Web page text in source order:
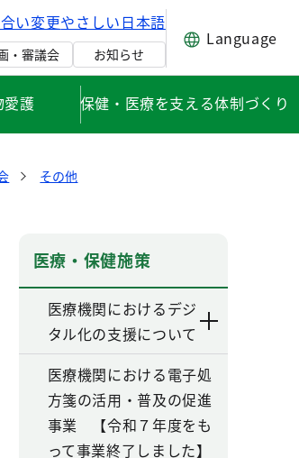
い変更やさしい日本語
・審議会 お知らせ
Language
愛護 保健・医療を支える体制づくり
その他
部会 改定部会（第六次改定）
医療・保健施策
医療機関におけるデジ
タル化の支援について
医療機関における電子処
方箋の活用・普及の促進
事業 【令和７年度をも
って事業終了しました】